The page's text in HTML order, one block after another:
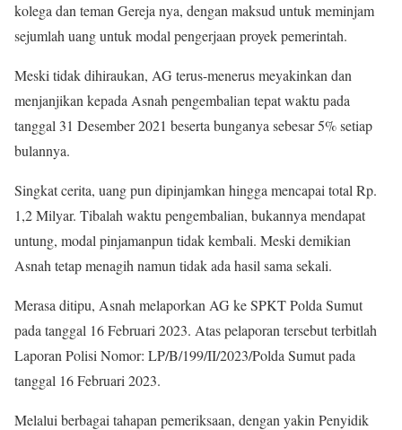
kolega dan teman Gereja nya, dengan maksud untuk meminjam
sejumlah uang untuk modal pengerjaan proyek pemerintah.
Meski tidak dihiraukan, AG terus-menerus meyakinkan dan
menjanjikan kepada Asnah pengembalian tepat waktu pada
tanggal 31 Desember 2021 beserta bunganya sebesar 5% setiap
bulannya.
Singkat cerita, uang pun dipinjamkan hingga mencapai total Rp.
1,2 Milyar. Tibalah waktu pengembalian, bukannya mendapat
untung, modal pinjamanpun tidak kembali. Meski demikian
Asnah tetap menagih namun tidak ada hasil sama sekali.
Merasa ditipu, Asnah melaporkan AG ke SPKT Polda Sumut
pada tanggal 16 Februari 2023. Atas pelaporan tersebut terbitlah
Laporan Polisi Nomor: LP/B/199/II/2023/Polda Sumut pada
tanggal 16 Februari 2023.
Melalui berbagai tahapan pemeriksaan, dengan yakin Penyidik